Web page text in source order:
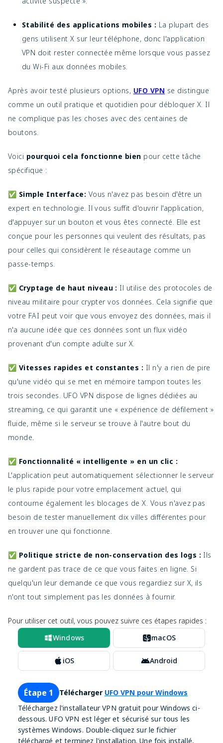
Stabilité des applications mobiles : La plupart des
gens utilisent X sur leur téléphone, donc l'application
VPN doit rester connectée même lorsque vous passez
du Wi-Fi aux données mobiles.
Après avoir testé plusieurs options, UFO VPN se distingue
comme un outil pratique et quotidien pour débloquer X. Il
ne complique pas les choses avec des centaines de
boutons.
Voici pourquoi cela fonctionne bien pour cette tâche
spécifique :
✅ Simple Interface: Vous n'avez pas besoin d'être un
expert en technologie. Il vous suffit d'ouvrir l'application,
d'appuyer sur un bouton et vous êtes connecté. Elle est
conçue pour les personnes qui veulent des résultats, pas
pour celles qui considèrent le réseautage comme un
passe-temps.
✅ Cryptage de haut niveau : Il utilise des protocoles de
niveau militaire pour crypter vos données. Cela signifie que
votre FAI peut voir que vous envoyez des données, mais il
n'a aucune idée que ces données sont un flux vidéo
provenant d'un compte adulte sur X.
✅ Vitesses rapides et constantes : Il n'y a rien de pire
qu'une vidéo qui se met en mémoire tampon toutes les
trois secondes. UFO VPN dispose de lignes dédiées au
streaming, ce qui garantit une « expérience de défilement »
fluide, même si le serveur se trouve à l'autre bout du
monde.
✅ Fonctionnalité « intelligente » en un clic :
L'application peut automatiquement sélectionner le serveur
le plus rapide pour votre emplacement actuel, qui
contourne également les blocages de X. Vous n'avez pas
besoin de tester manuellement dix villes différentes pour
en trouver une qui fonctionne.
✅ Politique stricte de non-conservation des logs : Ils
ne gardent pas trace de ce que vous faites en ligne. Si
quelqu'un leur demande ce que vous regardiez sur X, ils
n'ont tout simplement pas les données à fournir.
Pour utiliser cet outil, vous pouvez suivre ces étapes rapides :
Windows
macOS
iOS Android
Étape 1 Télécharger UFO VPN pour Windows
Téléchargez l'installateur VPN gratuit pour Windows ci-
dessous. UFO VPN est léger et sécurisé sur tous les
systèmes Windows. Double-cliquez sur le fichier
téléchargé et terminez l'installation. Une fois installé,